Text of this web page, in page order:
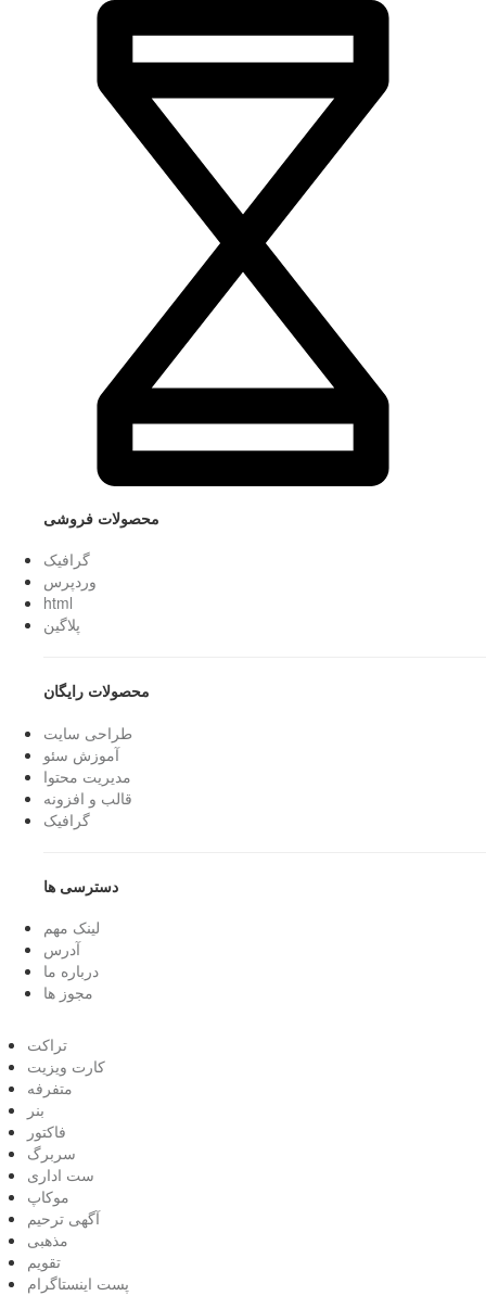
محصولات فروشی
گرافیک
وردپرس
html
پلاگین
محصولات رایگان
طراحی سایت
آموزش سئو
مدیریت محتوا
قالب و افزونه
گرافیک
دسترسی ها
لینک مهم
آدرس
درباره ما
مجوز ها
تراکت
کارت ویزیت
متفرفه
بنر
فاکتور
سربرگ
ست اداری
موکاپ
آگهی ترحیم
مذهبی
تقویم
پست اینستاگرام